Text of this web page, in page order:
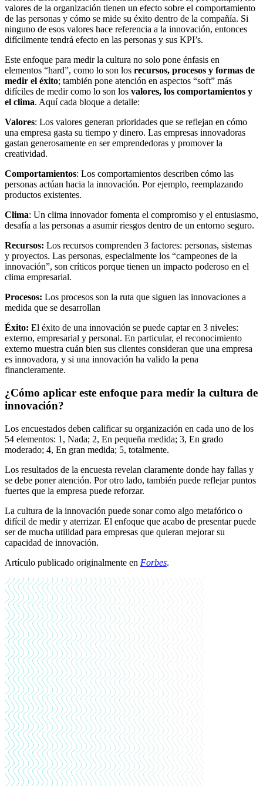
valores de la organización tienen un efecto sobre el comportamiento
de las personas y cómo se mide su éxito dentro de la compañía. Si
ninguno de esos valores hace referencia a la innovación, entonces
difícilmente tendrá efecto en las personas y sus KPI’s.
Este enfoque para medir la cultura no solo pone énfasis en
elementos “hard”, como lo son los recursos, procesos y formas de
medir el éxito; también pone atención en aspectos “soft” más
difíciles de medir como lo son los valores, los comportamientos y
el clima. Aquí cada bloque a detalle:
Valores: Los valores generan prioridades que se reflejan en cómo
una empresa gasta su tiempo y dinero. Las empresas innovadoras
gastan generosamente en ser emprendedoras y promover la
creatividad.
Comportamientos: Los comportamientos describen cómo las
personas actúan hacia la innovación. Por ejemplo, reemplazando
productos existentes.
Clima: Un clima innovador fomenta el compromiso y el entusiasmo,
desafía a las personas a asumir riesgos dentro de un entorno seguro.
Recursos: Los recursos comprenden 3 factores: personas, sistemas
y proyectos. Las personas, especialmente los “campeones de la
innovación”, son críticos porque tienen un impacto poderoso en el
clima empresarial.
Procesos: Los procesos son la ruta que siguen las innovaciones a
medida que se desarrollan
Éxito: El éxito de una innovación se puede captar en 3 niveles:
externo, empresarial y personal. En particular, el reconocimiento
externo muestra cuán bien sus clientes consideran que una empresa
es innovadora, y si una innovación ha valido la pena
financieramente.
¿Cómo aplicar este enfoque para medir la cultura de
innovación?
Los encuestados deben calificar su organización en cada uno de los
54 elementos: 1, Nada; 2, En pequeña medida; 3, En grado
moderado; 4, En gran medida; 5, totalmente.
Los resultados de la encuesta revelan claramente donde hay fallas y
se debe poner atención. Por otro lado, también puede reflejar puntos
fuertes que la empresa puede reforzar.
La cultura de la innovación puede sonar como algo metafórico o
difícil de medir y aterrizar. El enfoque que acabo de presentar puede
ser de mucha utilidad para empresas que quieran mejorar su
capacidad de innovación.
Artículo publicado originalmente en Forbes.